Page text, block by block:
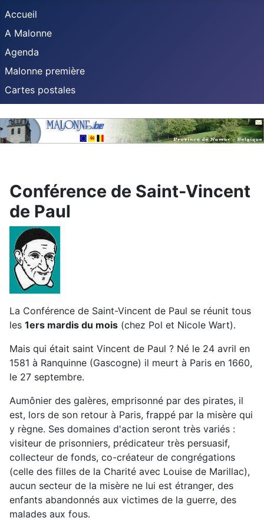
Accueil
A Malonne
Agenda
Malonne première
Cartes postales
Conférence de Saint-Vincent
de Paul
La Conférence de Saint-Vincent de Paul se réunit tous
les 1ers mardis du mois (chez Pol et Nicole Wart).
Mais qui était saint Vincent de Paul ? Né le 24 avril en
1581 à Ranquinne (Gascogne) il meurt à Paris en 1660,
le 27 septembre.
Aumônier des galères, emprisonné par des pirates, il
est, lors de son retour à Paris, frappé par la misère qui
y règne. Ses domaines d'action seront très variés :
visiteur de prisonniers, prédicateur très persuasif,
collecteur de fonds, co-créateur de congrégations
(celle des filles de la Charité avec Louise de Marillac),
aucun secteur de la misère ne lui est étranger, des
enfants abandonnés aux victimes de la guerre, des
malades aux fous.